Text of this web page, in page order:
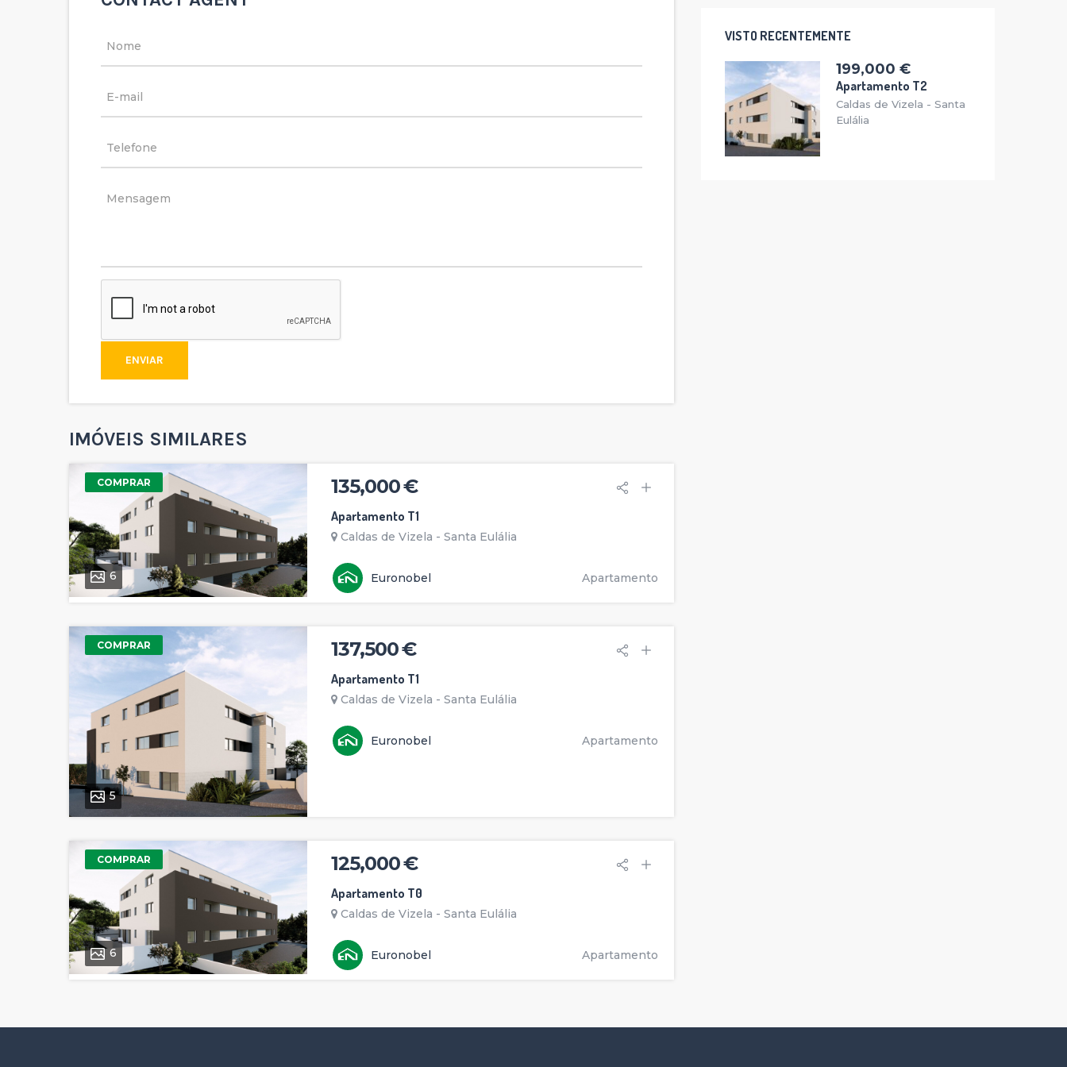
ENVIAR
IMÓVEIS SIMILARES
COMPRAR
6
135,000 €
Apartamento T1
Caldas de Vizela - Santa Eulália
Euronobel Apartamento
COMPRAR
5
137,500 €
Apartamento T1
Caldas de Vizela - Santa Eulália
Euronobel Apartamento
COMPRAR
6
125,000 €
Apartamento T0
Caldas de Vizela - Santa Eulália
Euronobel Apartamento
VISTO RECENTEMENTE
199,000 €
Apartamento T2
Caldas de Vizela - Santa
Eulália